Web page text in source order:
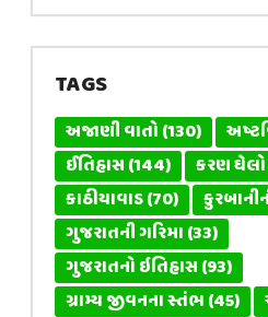
TAGS
અજાણી વાતો(130)
ઈતિહાસ(144) કરણ ઘેલો
કાઠીયાવાડ(70)
ગુજરાતની ગરિમા(33)
ગુજરાતનો ઇતિહાસ(93)
ગ્રામ્ય જીવનના સ્તંભ(45)